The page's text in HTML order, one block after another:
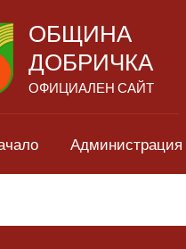
ОБЩИНА
ДОБРИЧКА
ОФИЦИАЛЕН САЙТ
Администрация